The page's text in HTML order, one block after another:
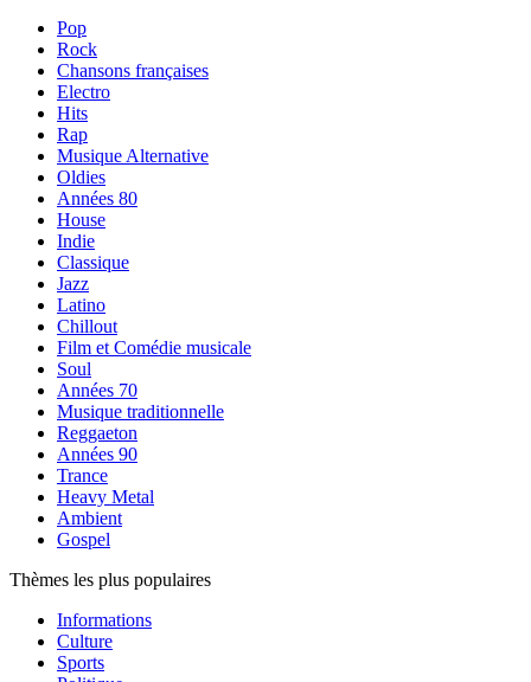
Pop
Rock
Chansons françaises
Electro
Hits
Rap
Musique Alternative
Oldies
Années 80
House
Indie
Classique
Jazz
Latino
Chillout
Film et Comédie musicale
Soul
Années 70
Musique traditionnelle
Reggaeton
Années 90
Trance
Heavy Metal
Ambient
Gospel
Thèmes les plus populaires
Informations
Culture
Sports